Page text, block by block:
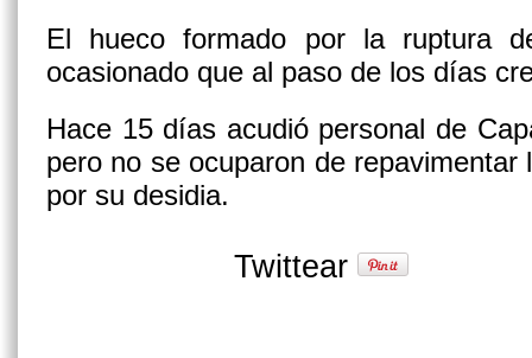
El hueco formado por la ruptura
ocasionado que al paso de los días
Hace 15 días acudió personal de
pero no se ocuparon de
por su desidia.
Twittear